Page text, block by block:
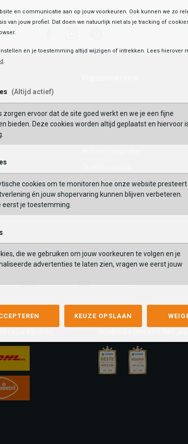
Mijn Account
Maattabel
Contact
en communicatie aan op jouw voorkeuren. Ook kunnen we zo
van jouw profiel. Dat doen we natuurlijk niet als je tracking of
en je toestemming altijd wijzigen of intrekken. Lees hierover
.
(Altijd actief)
zorgen ervoor dat de site goed werkt en we je een fijne
bieden. Deze cookies worden altijd geplaatst en hiervoor
cookies om te monitoren hoe onze website presteert
én jouw shopervaring kunnen blijven verbeteren.
eerst je toestemming.
die we gebruiken om jouw voorkeuren te volgen en je
advertenties te laten zien, vragen we eerst jouw
KEUZE OPSLAAN